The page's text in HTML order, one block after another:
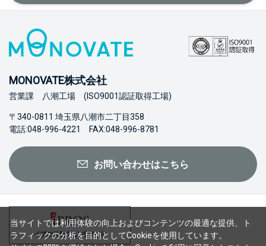
MONOVATE株式会社
営業課 八潮工場 (ISO9001認証取得工場)
〒340-0811 埼玉県八潮市二丁目358
電話:048-996-4221 FAX:048-996-8781
お問い合わせはこちら
当サイトでは利用体験の向上およびコンテンツの最適な提供、ト
ラフィックの分析を目的としてCookieを使用しています。